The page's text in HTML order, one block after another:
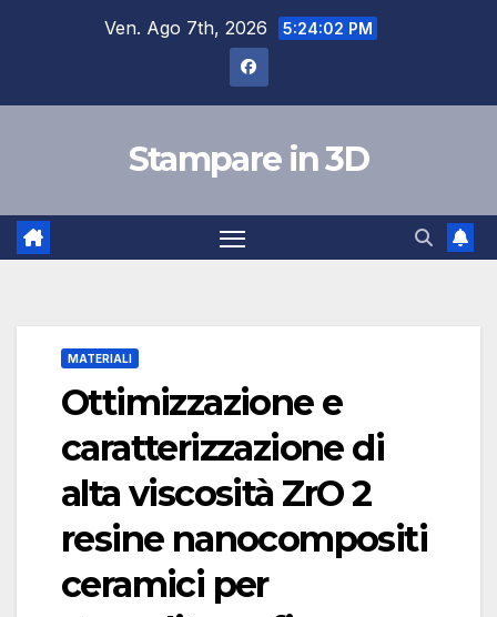
Ven. Ago 7th, 2026 5:24:03 PM
Stampare in 3D
MATERIALI
Ottimizzazione e
caratterizzazione di
alta viscosità ZrO 2
resine nanocompositi
ceramici per